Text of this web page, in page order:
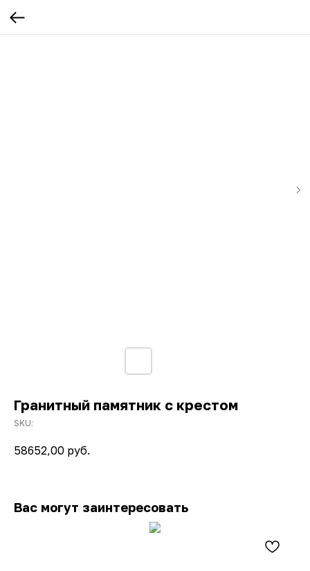
Гранитный памятник с крестом
SKU:
58652,00 руб.
Вас могут заинтересовать